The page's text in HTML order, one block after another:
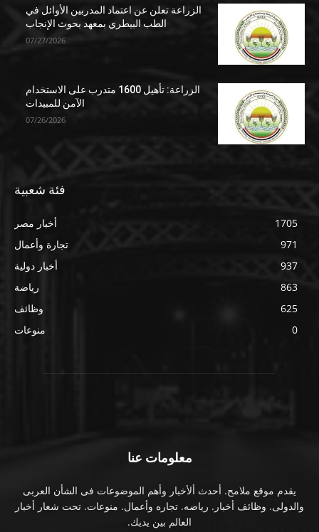
الزراعة تعلن عن اعتماد المدربين الأوائل في
الطب البيطري بمعهد بحوث الإنجاب
07/27/2026
الزراعة: تأهيل 1600 متدرب على الاستخدام
الآمن للمبيدات
07/26/2026
فئة شعبية
أخبار مصر
1705
تجارة وأعمال
971
أخبار دولية
937
رياضة
863
وظائف
625
منوعات
0
معلومات عنا
يقدم موقع ملامح. أحدث ألأخبار وأهم الموضوعات فى الشأن العربى
والدولى. وظائف أخبار. رياضه. تجاره وأعمال. منوعات. تحت شعار أخبار
العالم بين يديك.